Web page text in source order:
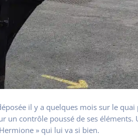
il y a quelques mois sur le quai
un contrôle poussé de ses éléments.
» qui lui va si bien.